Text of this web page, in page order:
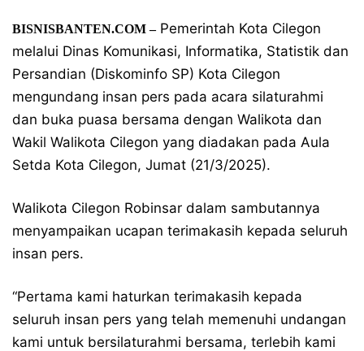
BISNISBANTEN.COM –Pemerintah Kota Cilegon
melalui Dinas Komunikasi, Informatika, Statistik dan
Persandian (Diskominfo SP) Kota Cilegon
mengundang insan pers pada acara silaturahmi
dan buka puasa bersama dengan Walikota dan
Wakil Walikota Cilegon yang diadakan pada Aula
Setda Kota Cilegon, Jumat (21/3/2025).
Walikota Cilegon Robinsar dalam sambutannya
menyampaikan ucapan terimakasih kepada seluruh
insan pers.
“Pertama kami haturkan terimakasih kepada
seluruh insan pers yang telah memenuhi undangan
kami untuk bersilaturahmi bersama, terlebih kami